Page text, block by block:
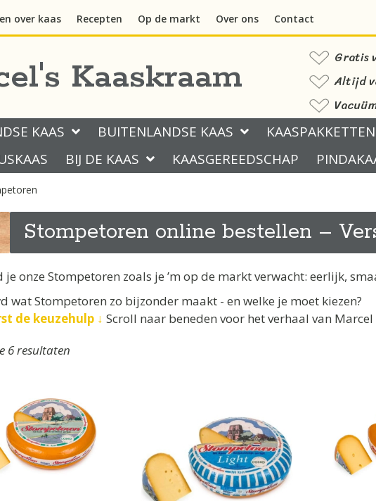
over kaas Recepten Op de markt Over ons Contact
Kaaskraam
Gratis
Altijd
KAAS BUITENLANDSE KAAS KAASPAKKETTEN
BIJ DE KAAS KAASGEREEDSCHAP
Stompetoren online bestellen –
je onze Stompetoren zoals je ’m op de markt verwacht: eerlijk,
wat Stompetoren zo bijzonder maakt - en welke je moet kiezen?
de keuzehulp ↓ Scroll naar beneden voor het verhaal van
6 resultaten